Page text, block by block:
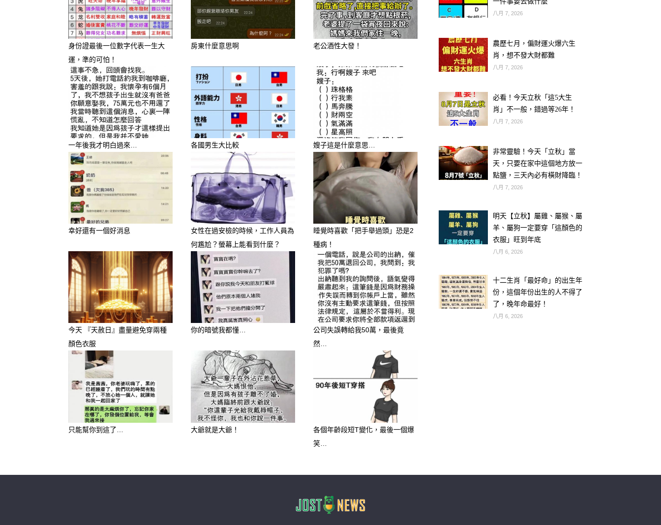
–
–
–
–
–
–
–
–
–
–
–
–
身份證最後一位數字代表一生大
運，準的可怕！
房東什麼意思啊 老公酒性大發！
一年後我才明白過來… 各國男生大比較 嫂子這是什麼意思…
幸好還有一個好消息
女性在過安檢的時候，工作人員為
何尷尬？螢幕上能看到什麼？
睡覺時喜歡「把手舉過頭」恐是2
種病！
今天 『天赦日』盡量避免穿兩種
顏色衣服
你的暗號我都懂…
公司失誤轉給我50萬，最後竟
然…
只能幫你到這了… 大爺就是大爺！
各個年齡段短T變化，最後一個爆
笑…
八月 7, 2026
農歷七月，偏財運火爆六生
肖，想不發大財都難
八月 7, 2026
必看！今天立秋「這5大生
肖」不一般，錯過等26年！
八月 7, 2026
非常靈驗！今天「立秋」當
天，只要在家中這個地方放一
點鹽，三天內必有橫財降臨！
八月 7, 2026
明天【立秋】屬雞、屬猴、屬
羊、屬狗一定要穿「這顏色的
衣服」旺到年底
八月 6, 2026
十二生肖「最好命」的出生年
份，這個年份出生的人不得了
了，晚年命最好！
八月 6, 2026